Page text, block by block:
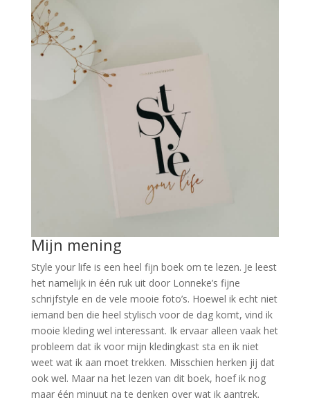
Mijn mening
Style your life is een heel fijn boek om te lezen. Je leest
het namelijk in één ruk uit door Lonneke’s fijne
schrijfstyle en de vele mooie foto’s. Hoewel ik echt niet
iemand ben die heel stylisch voor de dag komt, vind ik
mooie kleding wel interessant. Ik ervaar alleen vaak het
probleem dat ik voor mijn kledingkast sta en ik niet
weet wat ik aan moet trekken. Misschien herken jij dat
ook wel. Maar na het lezen van dit boek, hoef ik nog
maar één minuut na te denken over wat ik aantrek.